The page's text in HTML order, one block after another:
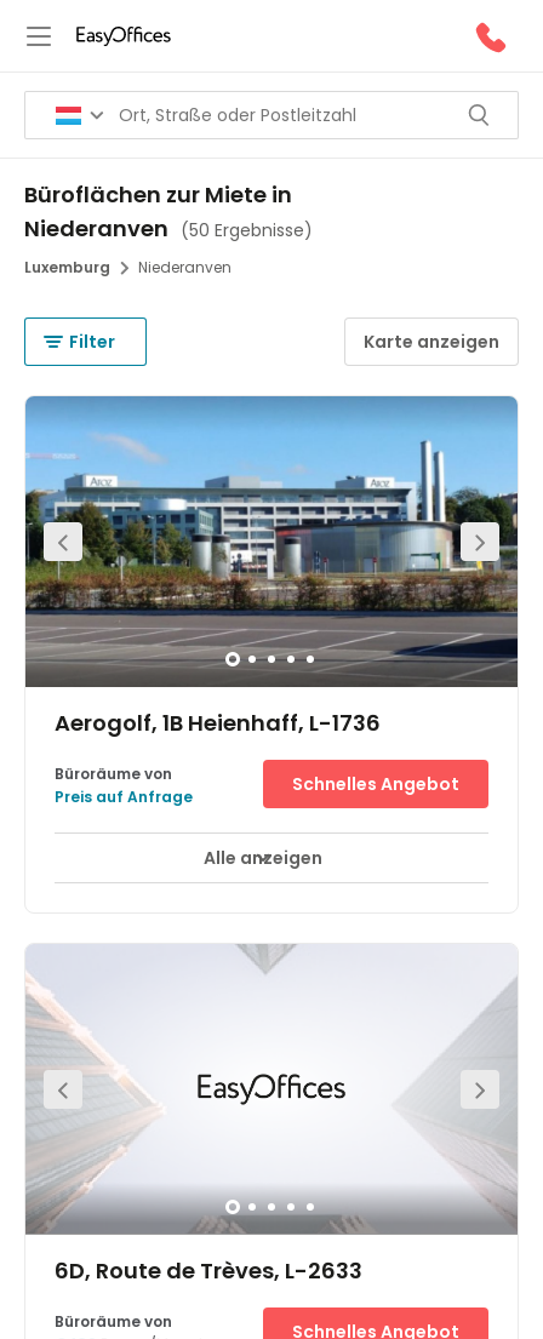
Büroflächen zur Miete in
Niederanven (50 Ergebnisse)
Luxemburg Niederanven
Filter Karte anzeigen
Aerogolf, 1B Heienhaff, L-1736
24-Stunden-Zugang Tagungsräume
unmittelbarer Nähe befindet sich ein 4-Sterne-Hotel,
Restaurants und ein bekannter Golfplatz. Die Innenstadt
Büroräume von
Preis auf Anfrage
Schnelles Angebot
Alle anzeigen
6D, Route de Trèves, L-2633
Büroräume von
Schnelles Angebot